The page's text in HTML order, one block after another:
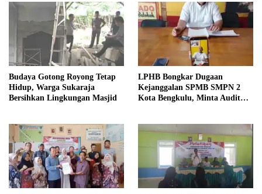
Budaya Gotong Royong Tetap
Hidup, Warga Sukaraja
Bersihkan Lingkungan Masjid
LPHB Bongkar Dugaan
Kejanggalan SPMB SMPN 2
Kota Bengkulu, Minta Audit